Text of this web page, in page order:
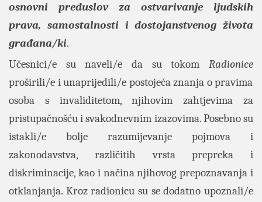
osnovni preduslov za ostvarivanje ljudskih
prava, samostalnosti i dostojanstvenog života
građana/ki.
Učesnici/e su naveli/e da su tokom Radionice
proširili/e i unaprijedili/e postojeća znanja o pravima
osoba s invaliditetom, njihovim zahtjevima za
pristupačnošću i svakodnevnim izazovima. Posebno su
istakli/e bolje razumijevanje pojmova i
zakonodavstva, različitih vrsta prepreka i
diskriminacije, kao i načina njihovog prepoznavanja i
otklanjanja. Kroz radionicu su se dodatno upoznali/e